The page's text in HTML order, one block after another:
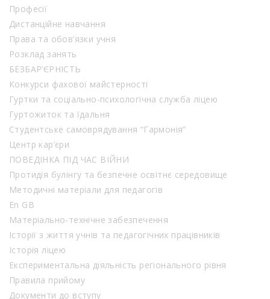
Професії
Дистанційне навчання
Права та обов’язки учня
Розклад занять
БЕЗБАР’ЄРНІСТЬ
Конкурси фахової майстерності
Гуртки та соціально-психологічна служба ліцею
Гуртожиток та їдальня
Студентське самоврядування “Гармонія”
Центр кар’єри
ПОВЕДІНКА ПІД ЧАС ВІЙНИ
Протидія булінгу та безпечне освітнє середовище
Методичні матеріали для педагогів
En GB
Матеріально-технічне забезпечення
Історії з життя учнів та педагогічних працівників
Історія ліцею
Експериментальна діяльність регіонального рівня
Правила прийому
Документи до вступу